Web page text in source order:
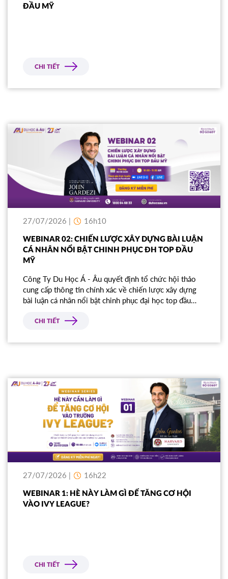
ĐẦU MỸ
CHI TIẾT
27/07/2026 | 16h10
WEBINAR 02: CHIẾN LƯỢC XÂY DỰNG BÀI LUẬN
CÁ NHÂN NỔI BẬT CHINH PHỤC ĐH TOP ĐẦU
MỸ
Công Ty Du Học Á - Âu quyết định tổ chức hội thảo
cung cấp thông tin chính xác về chiến lược xây dựng
bài luận cá nhân nổi bật chinh phục đại học top đầu
CHI TIẾT
27/07/2026 | 16h22
WEBINAR 1: HÈ NÀY LÀM GÌ ĐỂ TĂNG CƠ HỘI
VÀO IVY LEAGUE?
CHI TIẾT